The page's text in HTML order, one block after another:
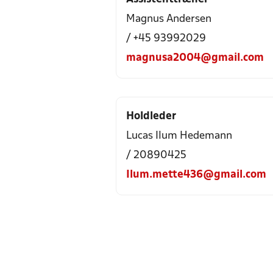
Magnus Andersen
/ +45 93992029
magnusa2004@gmail.com
Holdleder
Lucas Ilum Hedemann
/ 20890425
Ilum.mette436@gmail.com